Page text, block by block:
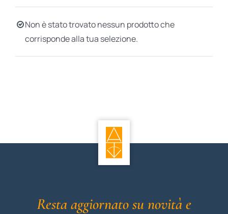
BIOGRAFIE
ATTUALITÀ
Non è stato trovato nessun prodotto che
corrisponde alla tua selezione.
Resta aggiornato su novità e